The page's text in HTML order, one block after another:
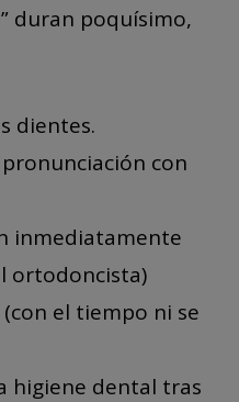
duran poquísimo,
dientes.
con
inmediatamente
ortodoncista)
el tiempo ni se
higiene dental tras